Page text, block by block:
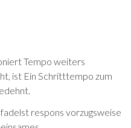
Tempo weiters
ist Ein Schritttempo zum
respons vorzugsweise